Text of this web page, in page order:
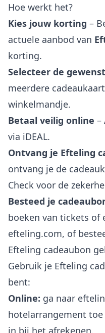
Hoe werkt het?
Kies jouw korting –
actuele aanbod van
korting.
Selecteer de
meerdere
winkelmandje.
Betaal veilig online –
via iDEAL.
Ontvang je Efteling
ontvang je de
Check voor de
Besteed je
boeken van tickets of
efteling.com, of
Efteling cadeaubon
Gebruik je Efteling
bent:
Online: ga naar
hotelarrangement
in bij het afrekenen.